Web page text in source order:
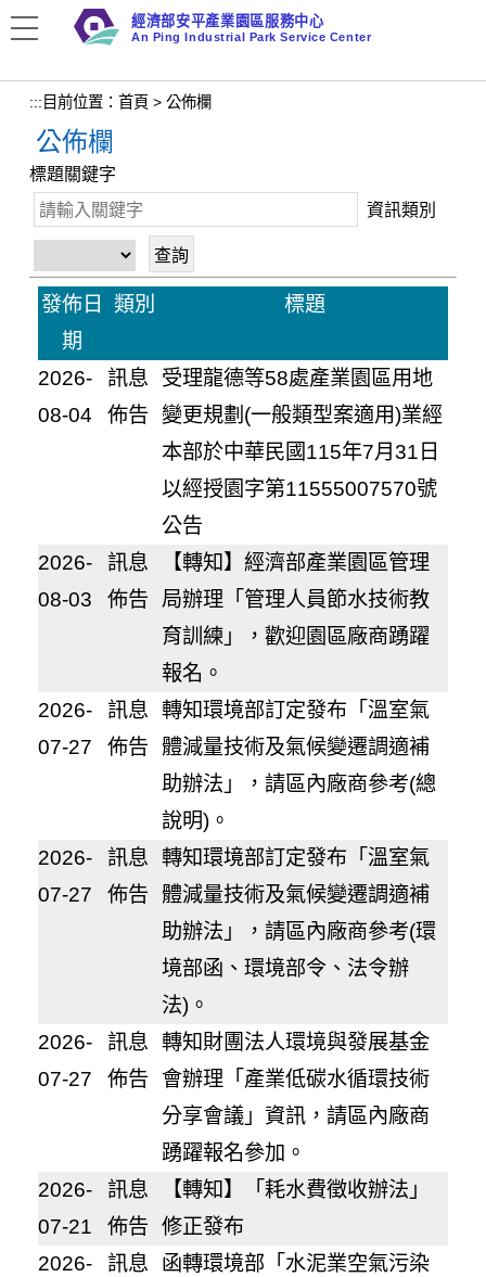
要
容
區
塊
經濟部安平產業園區服務中心
An Ping Industrial Park Service Center
::: 目前位置： 首頁 > 公佈欄
公佈欄
標題關鍵字
資訊類別
發佈日
期
類別 標題
2026-
08-04
訊息
佈告
受理龍德等58處產業園區用地
變更規劃(一般類型案適用)業經
本部於中華民國115年7月31日
以經授園字第11555007570號
公告
2026-
08-03
訊息
佈告
【轉知】經濟部產業園區管理
局辦理「管理人員節水技術教
育訓練」，歡迎園區廠商踴躍
報名。
2026-
07-27
訊息
佈告
轉知環境部訂定發布「溫室氣
體減量技術及氣候變遷調適補
助辦法」，請區內廠商參考(總
說明)。
2026-
07-27
訊息
佈告
轉知環境部訂定發布「溫室氣
體減量技術及氣候變遷調適補
助辦法」，請區內廠商參考(環
境部函、環境部令、法令辦
法)。
2026-
07-27
訊息
佈告
轉知財團法人環境與發展基金
會辦理「產業低碳水循環技術
分享會議」資訊，請區內廠商
踴躍報名參加。
2026-
07-21
訊息
佈告
【轉知】「耗水費徵收辦法」
修正發布
2026-
訊息
函轉環境部「水泥業空氣污染